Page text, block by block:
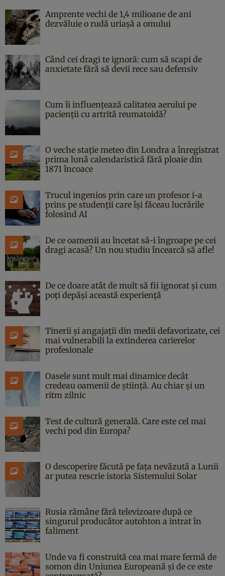
Amprente vechi de 1,4 milioane de ani
dezvăluie o rudă uriașă a omului
Când cei dragi te ignoră: cum să scapi de
anxietate fără să devii rece sau defensiv
Cum îi influențează calitatea aerului pe
pacienții cu artrită reumatoidă?
O veche stație meteo din Londra a înregistrat
prima lună calendaristică fără ploaie din
1871 încoace
Trucul ingenios prin care un profesor i-a
prins pe studenții care își făceau lucrările
folosind AI
De ce oamenii au încetat să-i îngroape pe cei
dragi acasă? Un nou studiu încearcă să afle!
De ce doare atât de mult să fii ignorat și cum
poți depăși această experiență
Tinerii și angajații din medii defavorizate, cei
mai vulnerabili la extinderea carierelor
profesionale
Oasele sunt mult mai dinamice decât
credeau oamenii de știință. Au chiar și un
ritm zilnic
Test de cultură generală. Care este cel mai
vechi pod din Europa?
O descoperire făcută pe fața nevăzută a Lunii
ar putea rescrie istoria Sistemului Solar
Rusia rămâne fără televizoare după ce
singurul producător autohton a intrat în
faliment
Unde va fi construită cea mai mare fermă de
somon din Uniunea Europeană și de ce este